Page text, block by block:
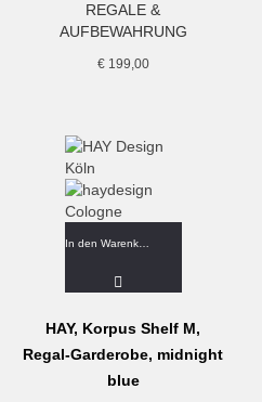
REGALE &
AUFBEWAHRUNG
€199,00
HAY, Korpus Shelf M,
Regal-Garderobe, midnight
blue